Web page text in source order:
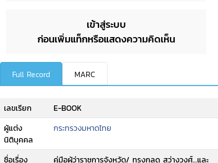
เข้าสู่ระบบ
ก่อนเพิ่มแท็กหรือแสดงความคิดเห็น
Full Record MARC
เลขเรียก
E-BOOK
ผู้แต่ง
นิติบุคคล
กระทรวงมหาดไทย
ชื่อเรื่อง
คู่มือผู้ว่าราชการจังหวัด/ ทรงกลด สว่างวงศ์...และ